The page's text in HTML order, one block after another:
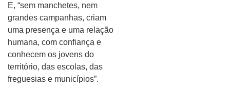
E, “sem manchetes, nem
grandes campanhas, criam
uma presença e uma relação
humana, com confiança e
conhecem os jovens do
território, das escolas, das
freguesias e municípios”.